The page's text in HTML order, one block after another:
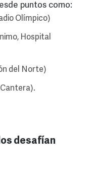
puntos como:
Olímpico)
Hospital
del Norte)
desafían